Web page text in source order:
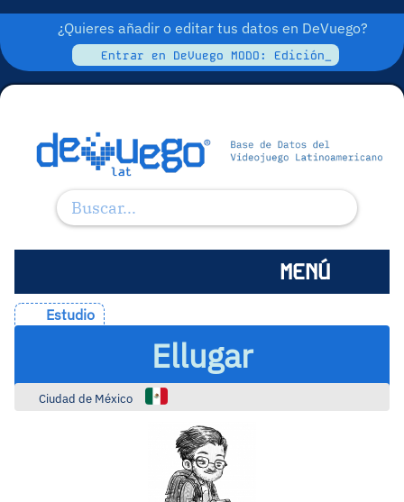
¿Quieres añadir o editar tus datos en DeVuego?
Entrar en DeVuego MODO: Edición_
MENÚ
Estudio
Ellugar
Ciudad de México